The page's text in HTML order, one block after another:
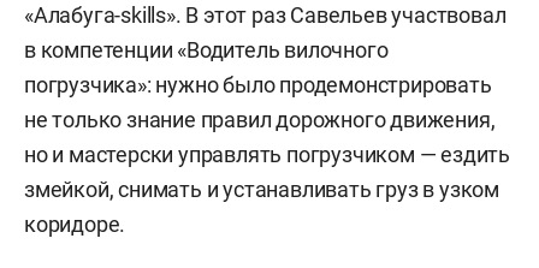
«Алабуга-skills». В этот раз Савельев участвовал
в компетенции «Водитель вилочного
погрузчика»: нужно было продемонстрировать
не только знание правил дорожного движения,
но и мастерски управлять погрузчиком — ездить
змейкой, снимать и устанавливать груз в узком
коридоре.